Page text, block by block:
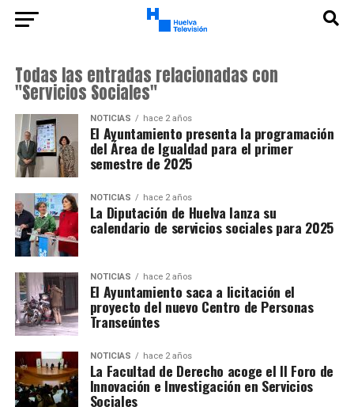
Todas las entradas relacionadas con
"Servicios Sociales"
NOTICIAS hace 2 años
El Ayuntamiento presenta la programación
del Área de Igualdad para el primer
semestre de 2025
NOTICIAS hace 2 años
La Diputación de Huelva lanza su
calendario de servicios sociales para 2025
NOTICIAS hace 2 años
El Ayuntamiento saca a licitación el
proyecto del nuevo Centro de Personas
Transeúntes
NOTICIAS hace 2 años
La Facultad de Derecho acoge el II Foro de
Innovación e Investigación en Servicios
Sociales